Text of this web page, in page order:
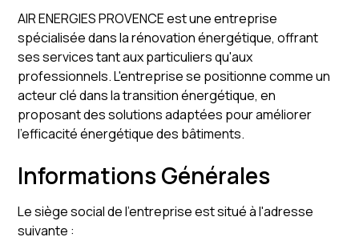
AIR ENERGIES PROVENCE est une entreprise
spécialisée dans la rénovation énergétique, offrant
ses services tant aux particuliers qu'aux
professionnels. L'entreprise se positionne comme un
acteur clé dans la transition énergétique, en
proposant des solutions adaptées pour améliorer
l'efficacité énergétique des bâtiments.
Informations Générales
Le siège social de l'entreprise est situé à l'adresse
suivante :